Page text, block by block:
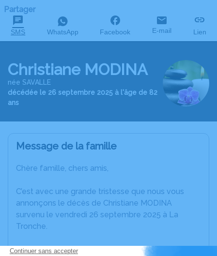
Partager
SMS WhatsApp Facebook E-mail Lien
Christiane MODINA
née SAVALLE
décédée le 26 septembre 2025 à l'âge de 82
ans
Message de la famille
Chère famille, chers amis,
C’est avec une grande tristesse que nous vous
annonçons le décès de Christiane MODINA
survenu le vendredi 26 septembre 2025 à La
Tronche.
Nous vous invitons à utiliser cet espace pour